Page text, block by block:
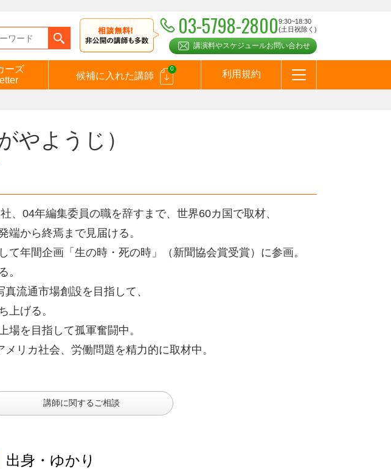
03-5798-28009:30~18:30
(土日祝除く)
講演料やスケジュールお問い合わせ
ーズ
候補に入れた講師
0
利用規約
やようじ）
、04年編集委員の職を辞すまで、世界60カ国で取材、
端から終焉まで見届ける。
て年間企画「生の時・死の時」（新聞協会賞受賞）に参画。
。
流通市場創設を目指して、
上げる。
場を目指して孤軍奮闘中。
リカ社会、労働問題を精力的に取材中。
講師に関するご相談
出身・ゆかり